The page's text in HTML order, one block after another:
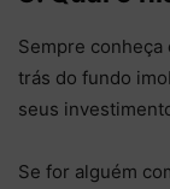
Sempre
trás do fundo
seus
Se for alguém